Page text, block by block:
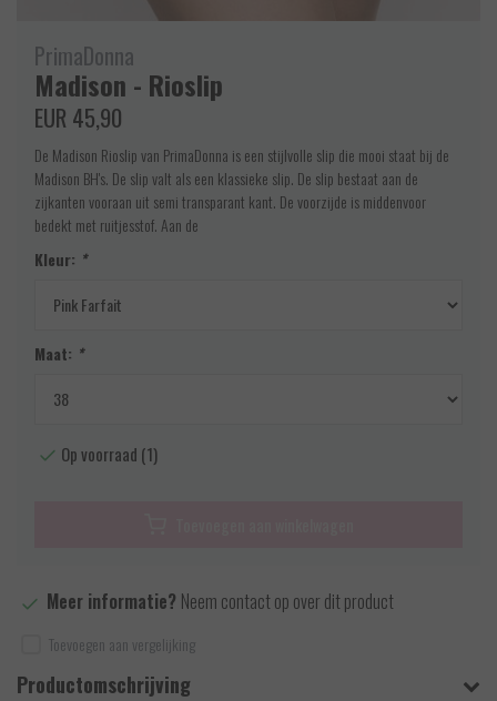
PrimaDonna
Madison - Rioslip
EUR 45,90
De Madison Rioslip van PrimaDonna is een stijlvolle slip die mooi staat bij de
Madison BH's. De slip valt als een klassieke slip. De slip bestaat aan de
zijkanten vooraan uit semi transparant kant. De voorzijde is middenvoor
bedekt met ruitjesstof. Aan de
Kleur: *
Maat: *
Op voorraad (1)
Meer informatie? Neem contact op over dit product
Toevoegen aan vergelijking
Productomschrijving